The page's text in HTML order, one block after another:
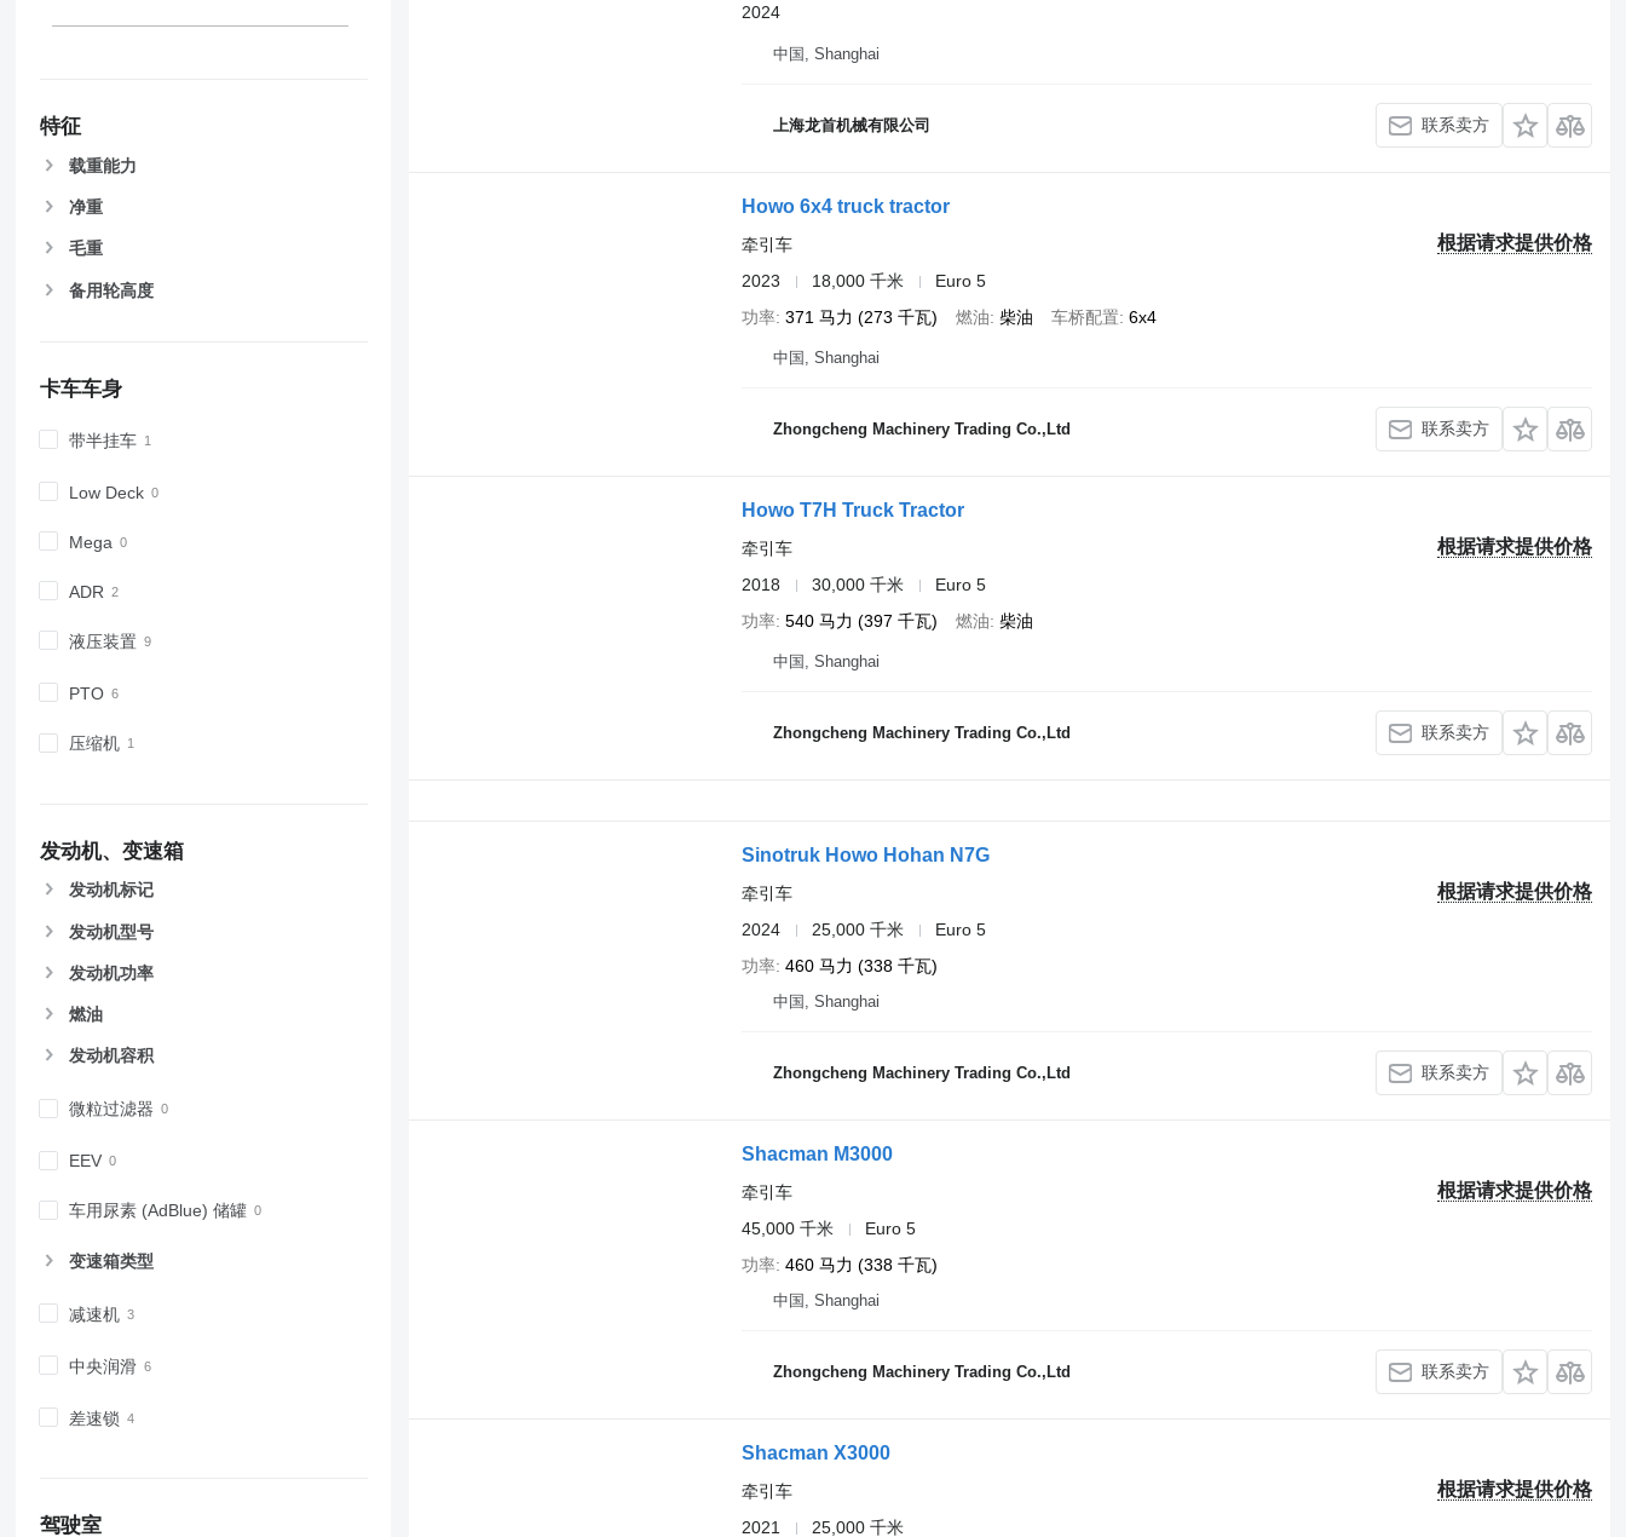
特征
载重能力
净重
毛重
备用轮高度
卡车车身
带半挂车
Low Deck
Mega
ADR
液压装置
PTO
压缩机
发动机、变速箱
发动机标记
发动机型号
发动机功率
燃油
发动机容积
微粒过滤器
EEV
车用尿素 (AdBlue) 储罐
变速箱类型
减速机
中央润滑
差速锁
驾驶室
2024
中国, Shanghai
上海龙首机械有限公司 联系卖方
Howo 6x4 truck tractor
根据请求提供价格
牵引车
2023
18,000 千米
Euro 5
功率 371 马力 (273 千瓦) 燃油 柴油 车桥配置 6x4
中国, Shanghai
Zhongcheng Machinery Trading Co.,Ltd 联系卖方
Howo T7H Truck Tractor
根据请求提供价格
牵引车
2018
30,000 千米
Euro 5
功率 540 马力 (397 千瓦) 燃油 柴油
中国, Shanghai
Zhongcheng Machinery Trading Co.,Ltd 联系卖方
Sinotruk Howo Hohan N7G
根据请求提供价格
牵引车
2024
25,000 千米
Euro 5
功率 460 马力 (338 千瓦)
中国, Shanghai
Zhongcheng Machinery Trading Co.,Ltd 联系卖方
Shacman M3000
根据请求提供价格
牵引车
45,000 千米
Euro 5
功率 460 马力 (338 千瓦)
中国, Shanghai
Zhongcheng Machinery Trading Co.,Ltd 联系卖方
Shacman X3000
根据请求提供价格
牵引车
2021
25,000 千米